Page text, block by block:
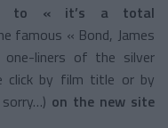
to « it’s a total
famous « Bond, James
liners of the silver
click by film title or by
on the new site